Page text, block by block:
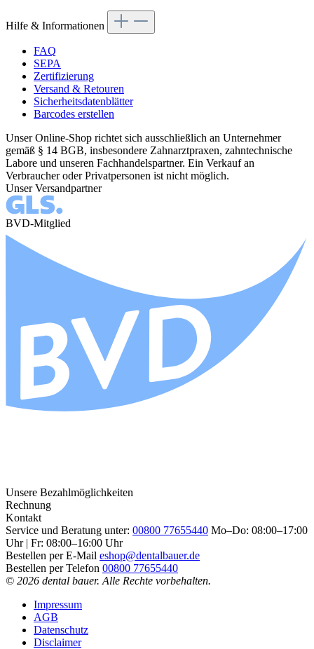
Hilfe & Informationen
FAQ
SEPA
Zertifizierung
Versand & Retouren
Sicherheitsdatenblätter
Barcodes erstellen
Unser Online-Shop richtet sich ausschließlich an Unternehmer
gemäß § 14 BGB, insbesondere Zahnarztpraxen, zahntechnische
Labore und unseren Fachhandelspartner. Ein Verkauf an
Verbraucher oder Privatpersonen ist nicht möglich.
Unser Versandpartner
BVD-Mitglied
Unsere Bezahlmöglichkeiten
Rechnung
Kontakt
Service und Beratung unter: 00800 77655440 Mo–Do: 08:00–17:00
Uhr | Fr: 08:00–16:00 Uhr
Bestellen per E-Mail eshop@dentalbauer.de
Bestellen per Telefon 00800 77655440
© 2026 dental bauer. Alle Rechte vorbehalten.
Impressum
AGB
Datenschutz
Disclaimer